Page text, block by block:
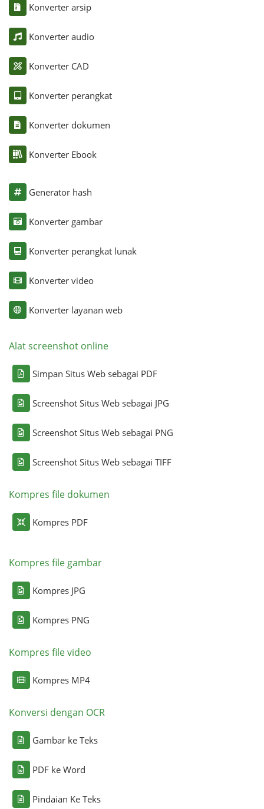
Konverter arsip
Konverter audio
Konverter CAD
Konverter perangkat
Konverter dokumen
Konverter Ebook
Generator hash
Konverter gambar
Konverter perangkat lunak
Konverter video
Konverter layanan web
Alat screenshot online
Simpan Situs Web sebagai PDF
Screenshot Situs Web sebagai JPG
Screenshot Situs Web sebagai PNG
Screenshot Situs Web sebagai TIFF
Kompres file dokumen
Kompres PDF
Kompres file gambar
Kompres JPG
Kompres PNG
Kompres file video
Kompres MP4
Konversi dengan OCR
Gambar ke Teks
PDF ke Word
Pindaian Ke Teks